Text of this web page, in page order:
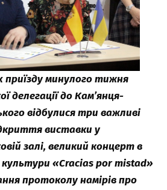
приїзду минулого тижня
делегації до Кам’янця-
відбулися три важливі
виставки у
залі, великий концерт в
«Cracias por mistad»
протоколу намірів про